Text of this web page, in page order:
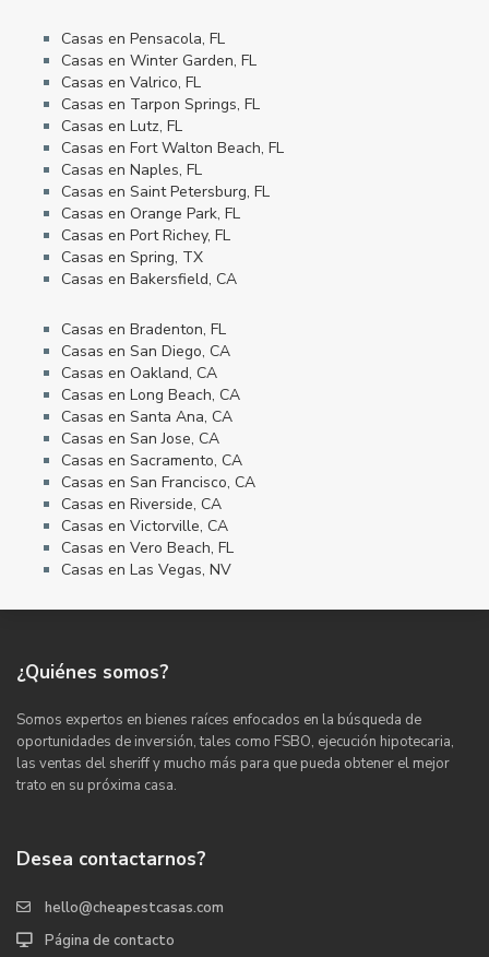
Casas en Pensacola, FL
Casas en Winter Garden, FL
Casas en Valrico, FL
Casas en Tarpon Springs, FL
Casas en Lutz, FL
Casas en Fort Walton Beach, FL
Casas en Naples, FL
Casas en Saint Petersburg, FL
Casas en Orange Park, FL
Casas en Port Richey, FL
Casas en Spring, TX
Casas en Bakersfield, CA
Casas en Bradenton, FL
Casas en San Diego, CA
Casas en Oakland, CA
Casas en Long Beach, CA
Casas en Santa Ana, CA
Casas en San Jose, CA
Casas en Sacramento, CA
Casas en San Francisco, CA
Casas en Riverside, CA
Casas en Victorville, CA
Casas en Vero Beach, FL
Casas en Las Vegas, NV
¿Quiénes somos?
Somos expertos en bienes raíces enfocados en la búsqueda de
oportunidades de inversión, tales como FSBO, ejecución hipotecaria,
las ventas del sheriff y mucho más para que pueda obtener el mejor
trato en su próxima casa.
Desea contactarnos?
hello@cheapestcasas.com
Página de contacto